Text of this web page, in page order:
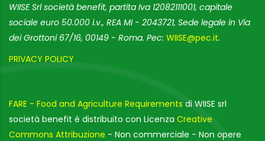
WIISE Srl società benefit, partita Iva 12082111001, capitale
sociale euro 50.000 i.v., REA MI - 2043721, Sede legale in Via
dei Grottoni 67/16, 00149 - Roma. Pec: WIISE@pec.it.
PRIVACY POLICY
FARE - Food and Agriculture Requirements di WIISE srl
società benefit è distribuito con Licenza Creative
Commons Attribuzione - Non commerciale - Non opere